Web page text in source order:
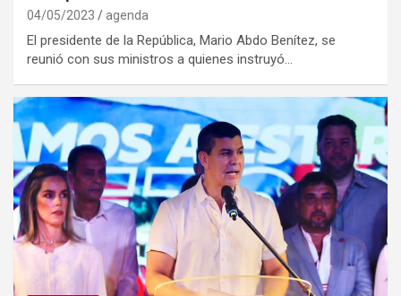
04/05/2023 agenda
El presidente de la República, Mario Abdo Benítez, se
reunió con sus ministros a quienes instruyó…